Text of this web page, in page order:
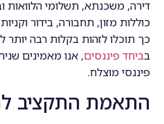
דירה, משכנתא, תשלומי הלוואות
כוללות מזון, תחבורה, בידור
כך תוכלו לזהות בקלות רבה
בביחד פיננסים, אנו מאמינים
פיננסי מוצלח.
התאמת התקציב